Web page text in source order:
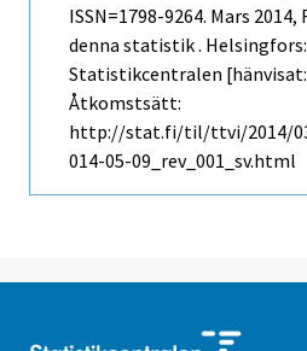
ISSN=1798-9264. Mars 2014,
denna statistik . Helsingfors:
Statistikcentralen [hänvisat:
Åtkomstsätt:
http://stat.fi/til/ttvi/2014/
014-05-09_rev_001_sv.html